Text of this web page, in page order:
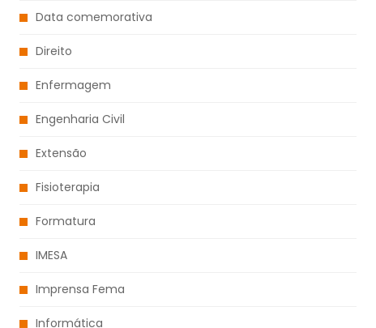
Data comemorativa
Direito
Enfermagem
Engenharia Civil
Extensão
Fisioterapia
Formatura
IMESA
Imprensa Fema
Informática